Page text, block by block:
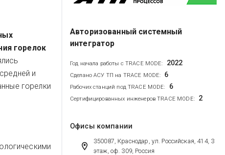
горелок
и
горелки
Авторизованный системный
интегратор
Год начала работы с TRACE MODE: 2022
Сделано АСУ ТП на TRACE MODE: 6
Рабочих станций под TRACE MODE: 6
Сертифицированных инженеров TRACE MODE: 2
Офисы компании
350087, Краснодар, ул. Российская, 414, 3
этаж, оф. 309, Россия